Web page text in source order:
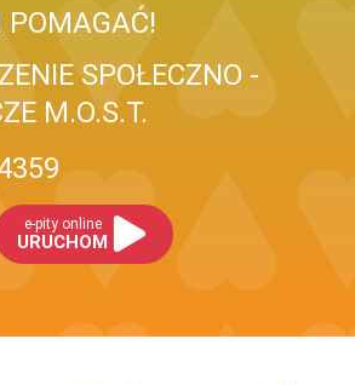
SPOŁECZNO -
M.O.S.T.
e-pity online
URUCHOM